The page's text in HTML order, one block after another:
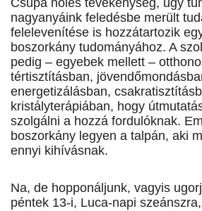
Csupa nőies tevékenység, úgy
nagyanyáink feledésbe merült
felelevenítése is hozzátartozik
boszorkány tudományához. A
pedig – egyebek mellett –
tértisztításban,
energetizálásban,
kristályterápiában, hogy
szolgálni a hozzá fordulóknak.
boszorkány legyen a talpán, aki
ennyi kihívásnak.
Na, de hopponáljunk, vagyis
péntek 13-i, Luca-napi szeánszra,